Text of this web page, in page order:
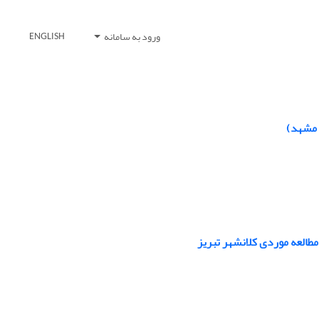
ورود به سامانه ENGLISH
مشهد)
موردی کلانشهر تبریز